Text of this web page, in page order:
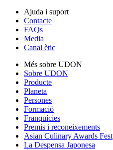
Ajuda i suport
Contacte
FAQs
Media
Canal ètic
Més sobre UDON
Sobre UDON
Producte
Planeta
Persones
Formació
Franquícies
Premis i reconeixements
Asian Culinary Awards Fest
La Despensa Japonesa